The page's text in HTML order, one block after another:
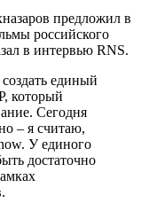
предложил в
российского
в интервью RNS.
единый
который
Сегодня
– я считаю,
У единого
достаточно